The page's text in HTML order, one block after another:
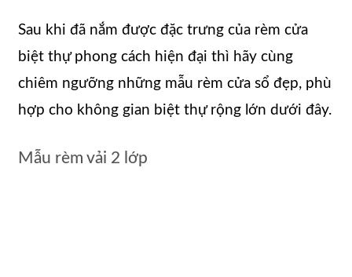
Sau khi đã nắm được đặc trưng của rèm cửa
biệt thự phong cách hiện đại thì hãy cùng
chiêm ngưỡng những mẫu rèm cửa sổ đẹp, phù
hợp cho không gian biệt thự rộng lớn dưới đây.
Mẫu rèm vải 2 lớp